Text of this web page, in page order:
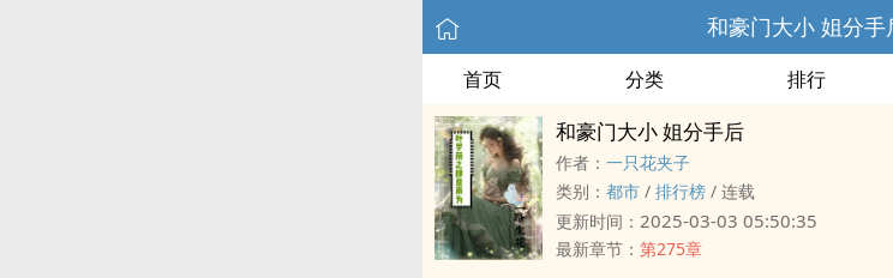
和豪门大小 姐分手
首页 分类 排行
和豪门大小 姐分手后
作者： 一只花夹子
类别： 都市 / 排行榜 / 连载
更新时间： 2025-03-03 05:50:35
最新章节： 第275章